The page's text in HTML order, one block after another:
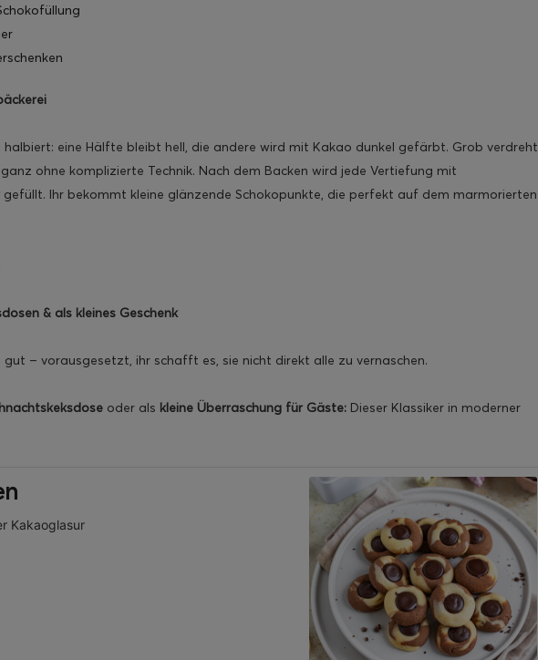
eine Hälfte bleibt hell, die andere wird mit Kakao dunkel gefärbt. Grob verdreht
ohne komplizierte Technik. Nach dem Backen wird jede Vertiefung mit
gefüllt. Ihr bekommt kleine glänzende Schokopunkte, die perfekt auf dem marmorierten
& als kleines Geschenk
– vorausgesetzt, ihr schafft es, sie nicht direkt alle zu vernaschen.
oder als kleine Überraschung für Gäste: Dieser Klassiker in moderner
Kakaoglasur